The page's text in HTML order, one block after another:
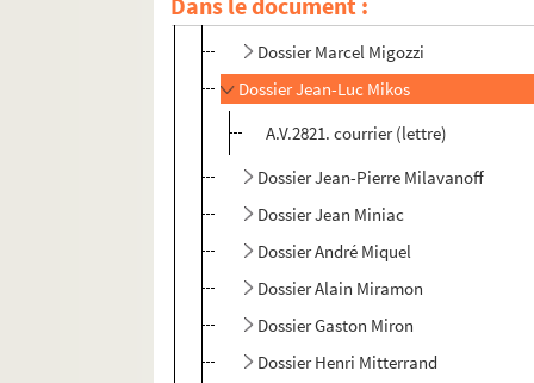
Dossier Pierrette Micheloud
Dossier Marcel Migozzi
Dossier Jean-Luc Mikos
A.V.2821. courrier (lettre)
Dossier Jean-Pierre Milavanoff
Dossier Jean Miniac
Dossier André Miquel
Dossier Alain Miramon
Dossier Gaston Miron
Dossier Henri Mitterrand